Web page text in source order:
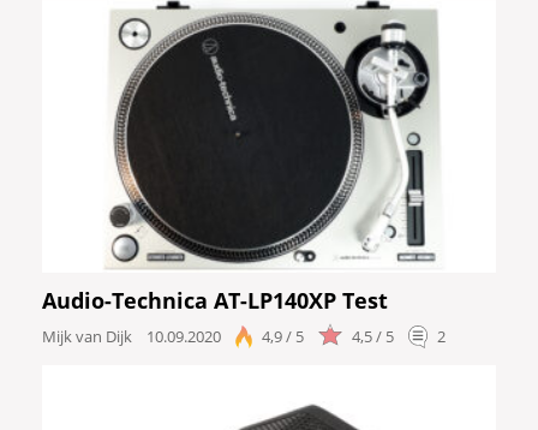
Audio-Technica AT-LP140XP Test
Mijk van Dijk 10.09.2020 4,9 / 5 4,5 / 5 2